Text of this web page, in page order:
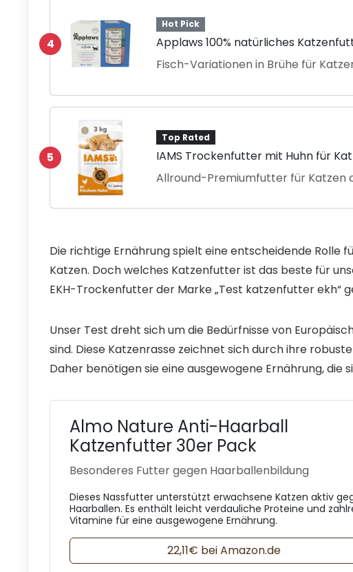
4
Hot Pick
Applaws 100% natürliches
Fisch-Variationen in Brühe für
5
Top Rated
IAMS Trockenfutter mit Huhn für
Allround-Premiumfutter für Katzen
Die richtige Ernährung spielt eine entscheidende Rolle
Katzen. Doch welches Katzenfutter ist das beste für
EKH-Trockenfutter der Marke „Test katzenfutter ekh“
Unser Test dreht sich um die Bedürfnisse von
sind. Diese Katzenrasse zeichnet sich durch ihre
Daher benötigen sie eine ausgewogene Ernährung,
Almo Nature Anti-Haarball
Katzenfutter 30er Pack
Besonderes Futter gegen Haarballenbildung
Dieses Nassfutter unterstützt erwachsene Katzen aktiv
Haarballen. Es enthält leicht verdauliche Proteine und
Vitamine für eine ausgewogene Ernährung.
22,11€ bei Amazon.de